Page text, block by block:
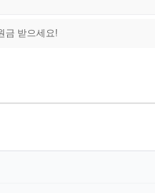
금 받으세요!